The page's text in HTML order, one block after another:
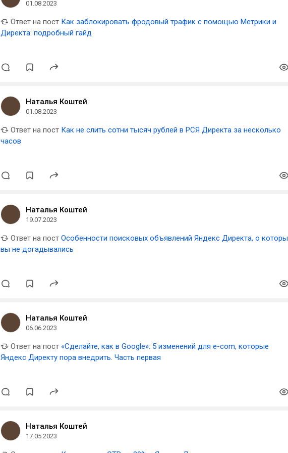
01.08.2023
Ответ на пост Как заблокировать фродовый трафик с помощью Метрики и
Директа: подробный гайд
Наталья Коштей
01.08.2023
Ответ на пост Как не слить сотни тысяч рублей в РСЯ Директа за несколько
часов
Наталья Коштей
19.07.2023
Ответ на пост Особенности поисковых объявлений Яндекс Директа, о
вы не догадывались
Наталья Коштей
06.06.2023
Ответ на пост «Сделайте, как в Google»: 5 изменений для e-com, которые
Яндекс Директу пора внедрить. Часть первая
Наталья Коштей
17.05.2023